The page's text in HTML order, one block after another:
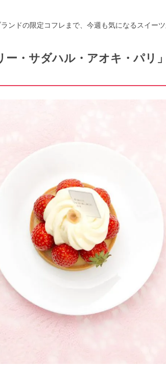
ンドの限定コフレまで、今週も気になるスイーツ
ー・サダハル・アオキ・パリ